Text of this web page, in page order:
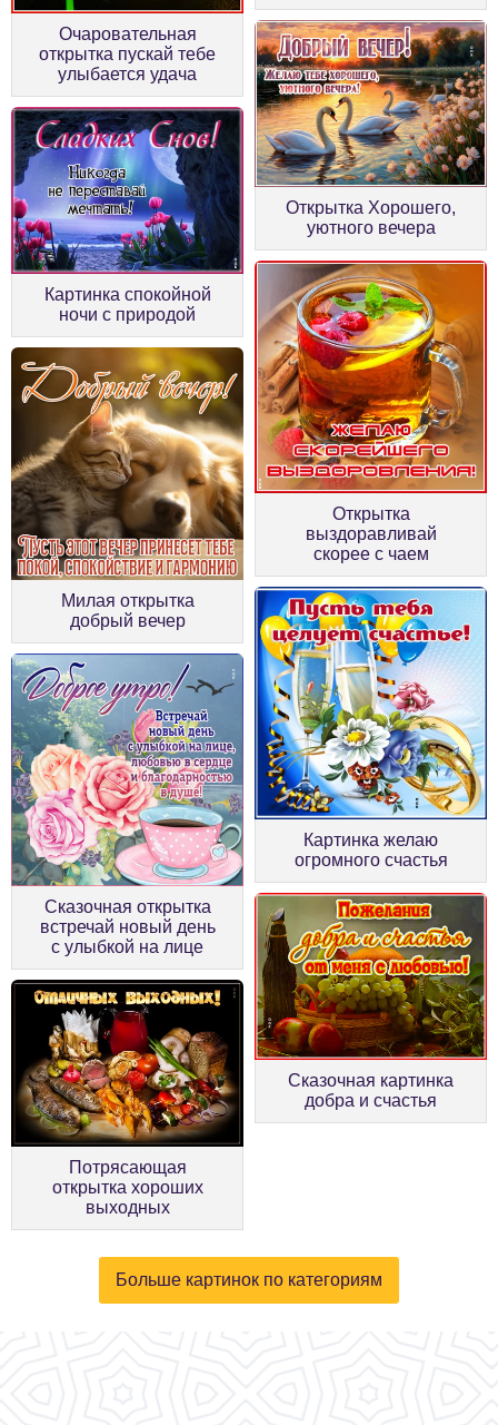
Очаровательная
открытка пускай тебе
улыбается удача
Картинка спокойной
ночи с природой
Открытка Хорошего,
уютного вечера
Милая открытка
добрый вечер
Открытка
выздоравливай
скорее с чаем
Сказочная открытка
встречай новый день
с улыбкой на лице
Картинка желаю
огромного счастья
Потрясающая
открытка хороших
выходных
Сказочная картинка
добра и счастья
Больше картинок по категориям